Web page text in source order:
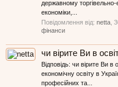
державному торгівельно-
економіки,...
Повідомлення від: netta
фінанси
чи вірите Ви в
Відповідь: чи вірите Ви в
економічну освіту в
професійних та...